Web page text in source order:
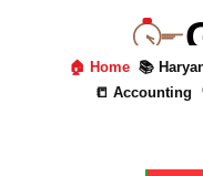
🏠 Home 📚
📒 Accounting